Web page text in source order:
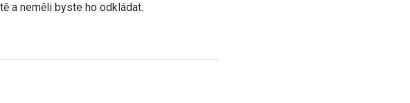
a neměli byste ho odkládat.